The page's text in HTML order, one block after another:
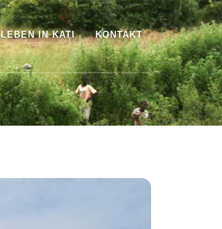
LEBEN IN KATI KONTAKT